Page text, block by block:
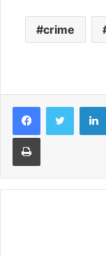
crime
Imprimir